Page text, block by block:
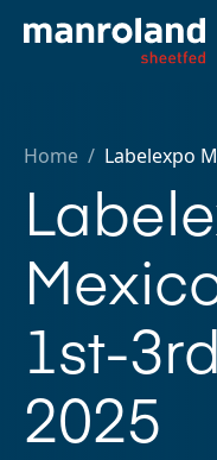
Home / Labelexpo
1st-
2025